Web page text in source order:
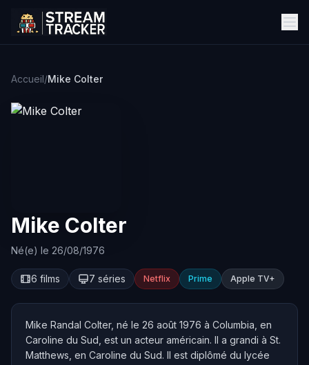
Accueil/Mike Colter
Mike Colter
Né(e) le 26/08/1976
6 films 7 séries Netflix Prime Apple TV+
Mike Randal Colter, né le 26 août 1976 à Columbia, en
Caroline du Sud, est un acteur américain. Il a grandi à St.
Matthews, en Caroline du Sud. Il est diplômé du lycée